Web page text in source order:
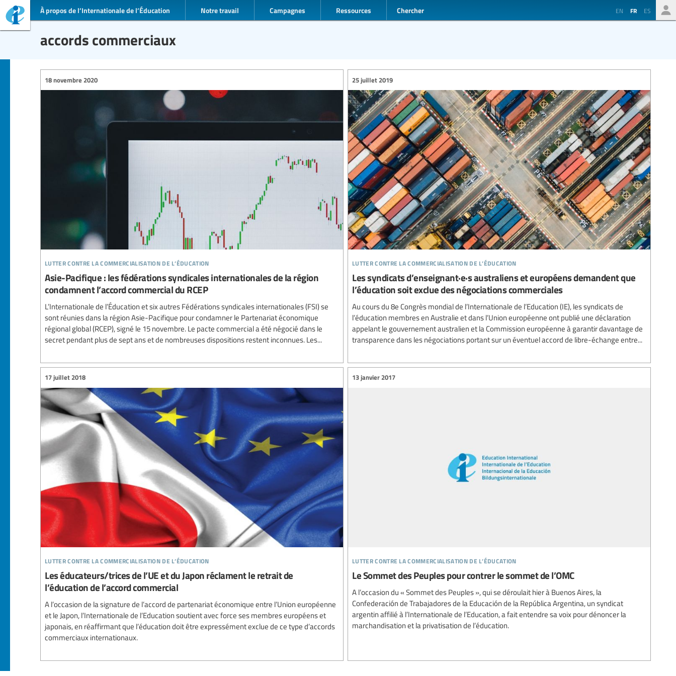
À propos de l’Internationale de l’Éducation Notre travail Campagnes Ressources Chercher EN FR ES
accords commerciaux
lutter contre la commercialisation de l’éducation
18 novembre 2020
Asie-Pacifique : les fédérations syndicales internationales de la région
condamnent l’accord commercial du RCEP
L’Internationale de l’Éducation et six autres Fédérations syndicales internationales (FSI) se
sont réunies dans la région Asie-Pacifique pour condamner le Partenariat économique
régional global (RCEP), signé le 15 novembre. Le pacte commercial a été négocié dans le
secret pendant plus de sept ans et de nombreuses dispositions restent inconnues. Les...
lutter contre la commercialisation de l’éducation
25 juillet 2019
Les syndicats d’enseignant·e·s australiens et européens demandent que
l’éducation soit exclue des négociations commerciales
Au cours du 8e Congrès mondial de l’Internationale de l’Education (IE), les syndicats de
l’éducation membres en Australie et dans l’Union européenne ont publié une déclaration
appelant le gouvernement australien et la Commission européenne à garantir davantage de
transparence dans les négociations portant sur un éventuel accord de libre-échange entre...
lutter contre la commercialisation de l’éducation
17 juillet 2018
Les éducateurs/trices de l’UE et du Japon réclament le retrait de
l’éducation de l’accord commercial
A l’occasion de la signature de l’accord de partenariat économique entre l’Union européenne
et le Japon, l’Internationale de l’Education soutient avec force ses membres européens et
japonais, en réaffirmant que l’éducation doit être expressément exclue de ce type d’accords
commerciaux internationaux.
lutter contre la commercialisation de l’éducation
13 janvier 2017
Le Sommet des Peuples pour contrer le sommet de l’OMC
A l’occasion du « Sommet des Peuples », qui se déroulait hier à Buenos Aires, la
Confederación de Trabajadores de la Educación de la República Argentina, un syndicat
argentin affilié à l’Internationale de l’Education, a fait entendre sa voix pour dénoncer la
marchandisation et la privatisation de l’éducation.